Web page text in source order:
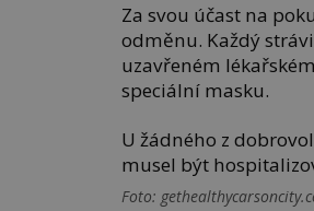
Za svou účast na
odměnu. Každý
uzavřeném
speciální masku.
U žádného z
musel být
Foto: